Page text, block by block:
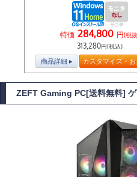
特価 284,800 円(税
313,280円(税込)
商品詳細 カスタマイズ・
ZEFT Gaming PC[送料無料]